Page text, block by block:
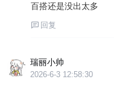
百搭还是没出太多
回复
瑞丽小帅
2026-6-3 12:58:30